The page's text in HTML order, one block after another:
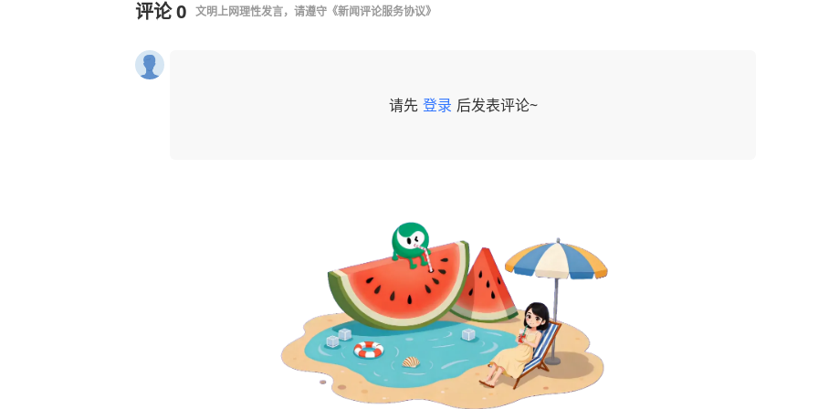
评论0 文明上网理性发言，请遵守 《新闻评论服务协议》
请先 登录 后发表评论~